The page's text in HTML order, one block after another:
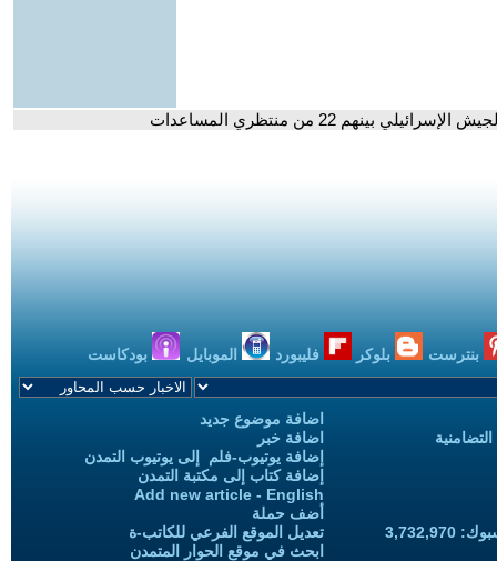
بنترست بلوكر فليبورد الموبايل بودكاست
اضافة موضوع جديد
اضافة خبر
إضافة يوتيوب-فلم إلى يوتيوب التمدن
إضافة كتاب إلى مكتبة التمدن
Add new article - English
أضف حملة
تعديل الموقع الفرعي للكاتب-ة
ابحث في موقع الحوار المتمدن